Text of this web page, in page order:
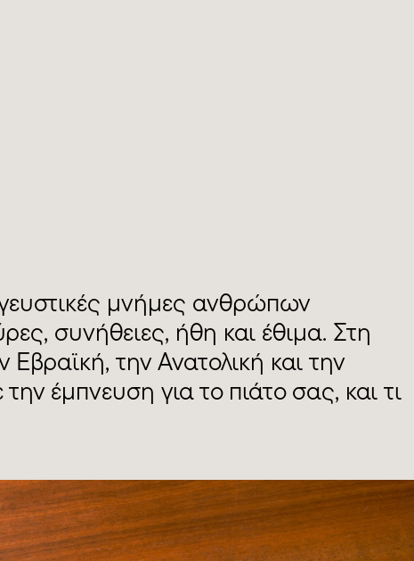
μνήμες ανθρώπων
συνήθειες, ήθη και έθιμα. Στη
την Ανατολική και την
έμπνευση για το πιάτο σας, και τι